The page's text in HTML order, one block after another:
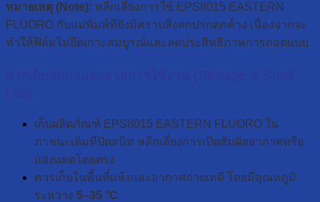
หมายเหตุ (Note): หลีกเลี่ยงการใช้ EPS8015 EASTERN
FLUORO กับแม่พิมพ์ที่ยังมีคราบสิ่งสกปรกตกค้าง เนื่องจากจะ
ทำให้ฟิล์มไม่ยึดเกาะสมบูรณ์และลดประสิทธิภาพการถอดแบบ
เก็บผลิตภัณฑ์ EPS8015 EASTERN FLUORO ใน
ภาชนะเดิมที่ปิดสนิท หลีกเลี่ยงการเปิดสัมผัสอากาศหรือ
แสงแดดโดยตรง
ควรเก็บในพื้นที่แห้งและอากาศถ่ายเทดี โดยมีอุณหภูมิ
ระหว่าง 5–35 °C